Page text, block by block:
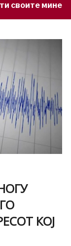
богатства
КОЈ